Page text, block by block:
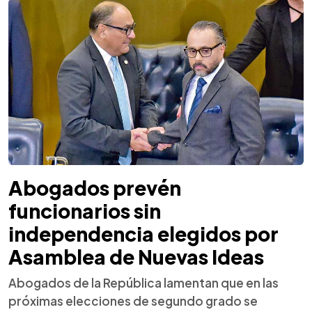
Abogados prevén
funcionarios sin
independencia elegidos por
Asamblea de Nuevas Ideas
Abogados de la República lamentan que en las
próximas elecciones de segundo grado se